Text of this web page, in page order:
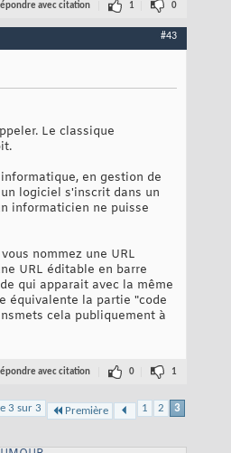
avec citation 1 0
#43
Le classique
en gestion de
logiciel s'inscrit dans un
informaticien ne puisse
nommez une URL
URL éditable en barre
qui apparait avec la même
équivalente la partie "code
cela publiquement à
avec citation 0 1
3 sur 3 Première 1 2 3